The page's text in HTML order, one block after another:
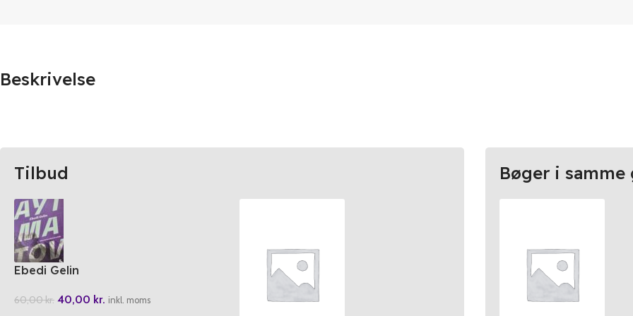
Beskrivelse
Tilbud
Ebedi Gelin
60,00kr. 40,00 kr. inkl. moms
Bøger i samme